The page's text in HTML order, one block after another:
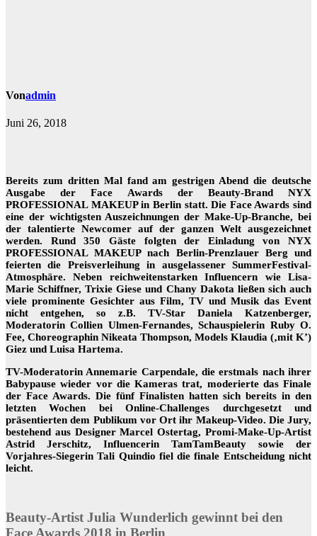
Vonadmin
Juni 26, 2018
Bereits zum dritten Mal fand am gestrigen Abend die deutsche
Ausgabe der Face Awards der Beauty-Brand NYX
PROFESSIONAL MAKEUP in Berlin statt. Die Face Awards sind
eine der wichtigsten Auszeichnungen der Make-Up-Branche, bei
der talentierte Newcomer auf der ganzen Welt ausgezeichnet
werden. Rund 350 Gäste folgten der Einladung von NYX
PROFESSIONAL MAKEUP nach Berlin-Prenzlauer Berg und
feierten die Preisverleihung in ausgelassener SummerFestival-
Atmosphäre. Neben reichweitenstarken Influencern wie Lisa-
Marie Schiffner, Trixie Giese und Chany Dakota ließen sich auch
viele prominente Gesichter aus Film, TV und Musik das Event
nicht entgehen, so z.B. TV-Star Daniela Katzenberger,
Moderatorin Collien Ulmen-Fernandes, Schauspielerin Ruby O.
Fee, Choreographin Nikeata Thompson, Models Klaudia (‚mit K’)
Giez und Luisa Hartema.
TV-Moderatorin Annemarie Carpendale, die erstmals nach ihrer
Babypause wieder vor die Kameras trat, moderierte das Finale
der Face Awards. Die fünf Finalisten hatten sich bereits in den
letzten Wochen bei Online-Challenges durchgesetzt und
präsentierten dem Publikum vor Ort ihr Makeup-Video. Die Jury,
bestehend aus Designer Marcel Ostertag, Promi-Make-Up-Artist
Astrid Jerschitz, Influencerin TamTamBeauty sowie der
Vorjahres-Siegerin Tali Quindio fiel die finale Entscheidung nicht
leicht.
Beauty-Artist Julia Wunderlich gewinnt bei den